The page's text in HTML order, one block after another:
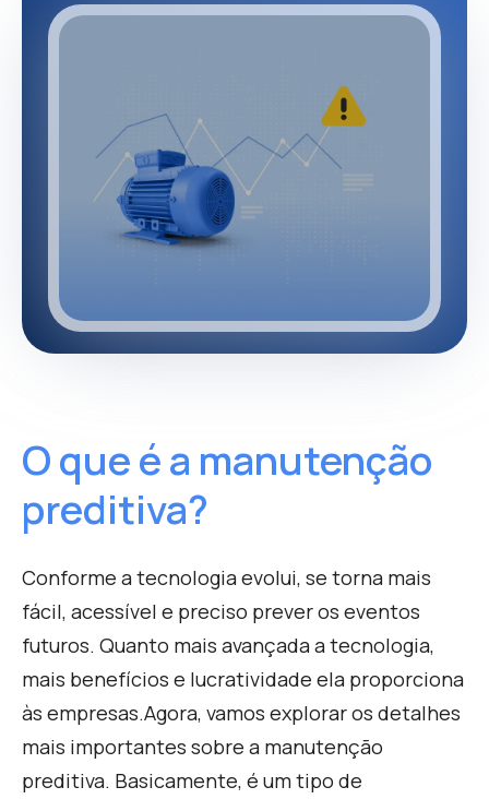
O que é a manutenção
preditiva?
Conforme a tecnologia evolui, se torna mais
fácil, acessível e preciso prever os eventos
futuros. Quanto mais avançada a tecnologia,
mais benefícios e lucratividade ela proporciona
às empresas.Agora, vamos explorar os detalhes
mais importantes sobre a manutenção
preditiva. Basicamente, é um tipo de